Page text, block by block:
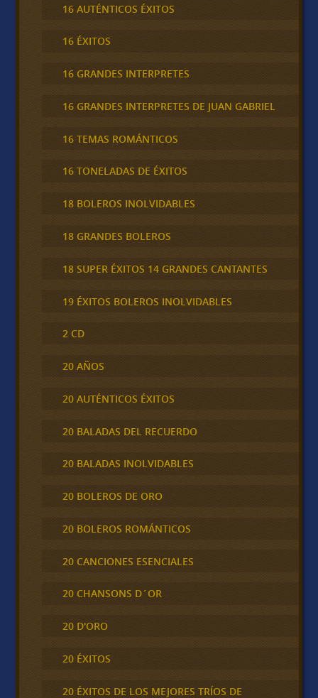
16 AUTÉNTICOS ÉXITOS
16 ÉXITOS
16 GRANDES INTERPRETES
16 GRANDES INTERPRETES DE JUAN GABRIEL
16 TEMAS ROMÁNTICOS
16 TONELADAS DE ÉXITOS
18 BOLEROS INOLVIDABLES
18 GRANDES BOLEROS
18 SUPER ÉXITOS 14 GRANDES CANTANTES
19 ÉXITOS BOLEROS INOLVIDABLES
2 CD
20 AÑOS
20 AUTÉNTICOS ÉXITOS
20 BALADAS DEL RECUERDO
20 BALADAS INOLVIDABLES
20 BOLEROS DE ORO
20 BOLEROS ROMÁNTICOS
20 CANCIONES ESENCIALES
20 CHANSONS D´OR
20 D'ORO
20 ÉXITOS
20 ÉXITOS DE LOS MEJORES TRÍOS DE